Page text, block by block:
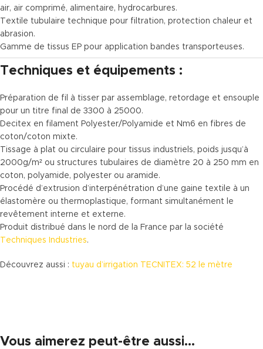
air, air comprimé, alimentaire, hydrocarbures.
Textile tubulaire technique pour filtration, protection chaleur et
abrasion.
Gamme de tissus EP pour application bandes transporteuses.
Techniques et équipements :
Préparation de fil à tisser par assemblage, retordage et ensouple
pour un titre final de 3300 à 25000.
Decitex en filament Polyester/Polyamide et Nm6 en fibres de
coton/coton mixte.
Tissage à plat ou circulaire pour tissus industriels, poids jusqu’à
2000g/m² ou structures tubulaires de diamètre 20 à 250 mm en
coton, polyamide, polyester ou aramide.
Procédé d’extrusion d’interpénétration d’une gaine textile à un
élastomère ou thermoplastique, formant simultanément le
revêtement interne et externe.
Produit distribué dans le nord de la France par la société
Techniques Industries.
Découvrez aussi : tuyau d’irrigation TECNITEX: 52 le mètre
Vous aimerez peut-être aussi…